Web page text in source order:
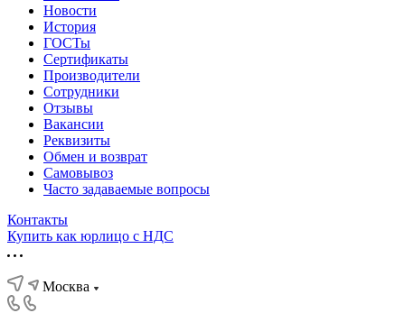
Новости
История
ГОСТы
Сертификаты
Производители
Сотрудники
Отзывы
Вакансии
Реквизиты
Обмен и возврат
Самовывоз
Часто задаваемые вопросы
Контакты
Купить как юрлицо с НДС
Москва